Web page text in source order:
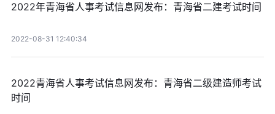
2022年青海省人事考试信息网发布：青海省二建考试时间
2022-08-31 12:40:34
2022青海省人事考试信息网发布：青海省二级建造师考试
时间